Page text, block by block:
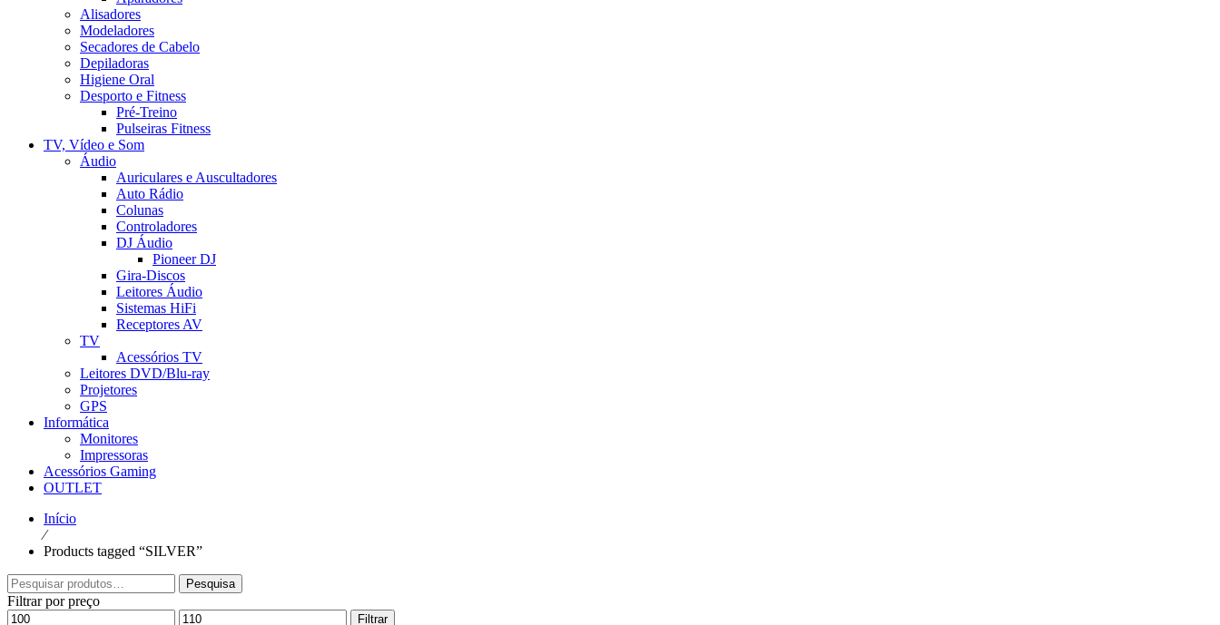
Alisadores
Modeladores
Secadores de Cabelo
Depiladoras
Higiene Oral
Desporto e Fitness
Pré-Treino
Pulseiras Fitness
TV, Vídeo e Som
Áudio
Auriculares e Auscultadores
Auto Rádio
Colunas
Controladores
DJ Áudio
Pioneer DJ
Gira-Discos
Leitores Áudio
Sistemas HiFi
Receptores AV
TV
Acessórios TV
Leitores DVD/Blu-ray
Projetores
GPS
Informática
Monitores
Impressoras
Acessórios Gaming
OUTLET
Início
⁄
Products tagged “SILVER”
Pesquisar
por:
Pesquisa
Filtrar por preço
Preço
Preço
Filtrar